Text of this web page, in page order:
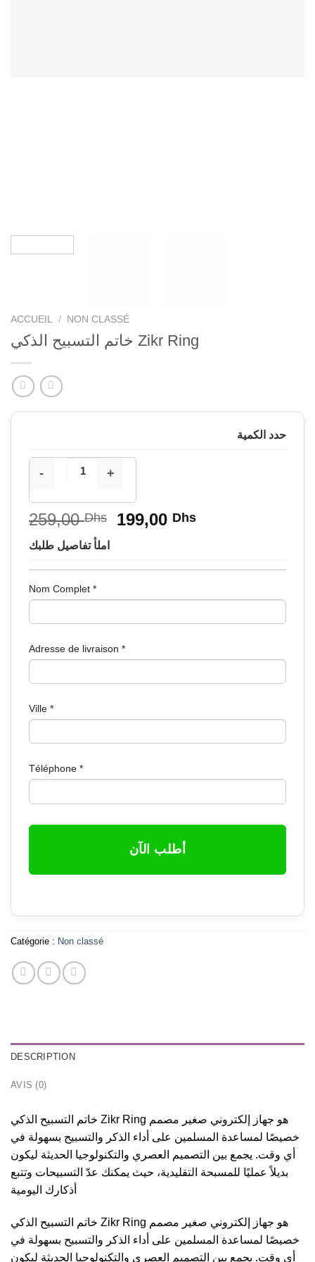
ACCUEIL / NON CLASSÉ
خاتم التسبيح الذكي Zikr Ring
حدد الكمية
259,00Dhs
Le
était :
199,00 DhsLe
est :
املأ تفاصيل طلبك
Nom Complet *
Adresse de livraison *
Ville *
Téléphone *
أطلب الآن
Catégorie : Non classé
DESCRIPTION
AVIS (0)
خاتم التسبيح الذكي Zikr Ring هو جهاز إلكتروني صغير مصمم
خصيصًا لمساعدة المسلمين على أداء الذكر والتسبيح بسهولة في
أي وقت. يجمع بين التصميم العصري والتكنولوجيا الحديثة ليكون
بديلاً عمليًا للمسبحة التقليدية، حيث يمكنك عدّ التسبيحات وتتبع
أذكارك اليومية
خاتم التسبيح الذكي Zikr Ring هو جهاز إلكتروني صغير مصمم
خصيصًا لمساعدة المسلمين على أداء الذكر والتسبيح بسهولة في
أي وقت. يجمع بين التصميم العصري والتكنولوجيا الحديثة ليكون